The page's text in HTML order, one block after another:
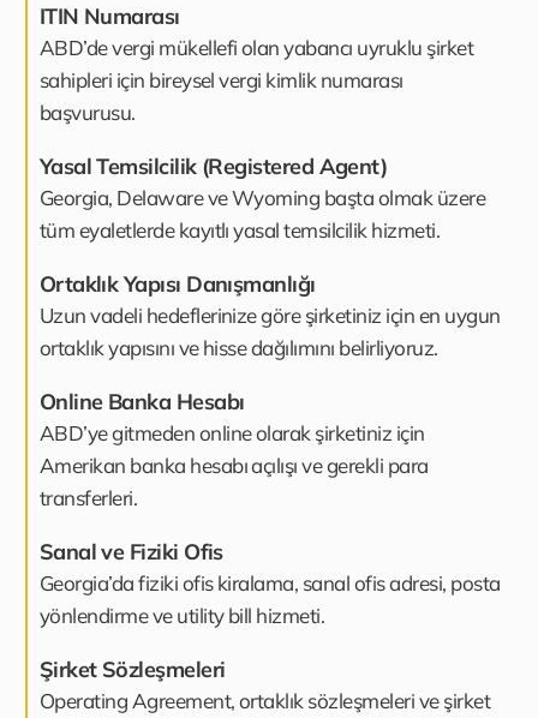
ITIN Numarası
ABD’de vergi mükellefi olan yabancı uyruklu şirket
sahipleri için bireysel vergi kimlik numarası
başvurusu.
Yasal Temsilcilik (Registered Agent)
Georgia, Delaware ve Wyoming başta olmak üzere
tüm eyaletlerde kayıtlı yasal temsilcilik hizmeti.
Ortaklık Yapısı Danışmanlığı
Uzun vadeli hedeflerinize göre şirketiniz için en uygun
ortaklık yapısını ve hisse dağılımını belirliyoruz.
Online Banka Hesabı
ABD’ye gitmeden online olarak şirketiniz için
Amerikan banka hesabı açılışı ve gerekli para
transferleri.
Sanal ve Fiziki Ofis
Georgia’da fiziki ofis kiralama, sanal ofis adresi, posta
yönlendirme ve utility bill hizmeti.
Şirket Sözleşmeleri
Operating Agreement, ortaklık sözleşmeleri ve şirket